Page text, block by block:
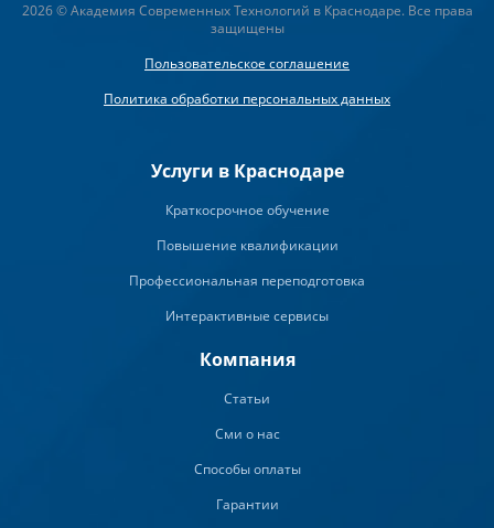
2026 © Академия Современных Технологий в Краснодаре. Все права
защищены
Пользовательское соглашение
Политика обработки персональных данных
Услуги в Краснодаре
Краткосрочное обучение
Повышение квалификации
Профессиональная переподготовка
Интерактивные сервисы
Компания
Статьи
Сми о нас
Способы оплаты
Гарантии